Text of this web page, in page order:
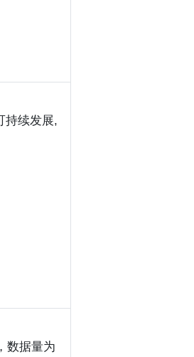
持续发展,
数据量为